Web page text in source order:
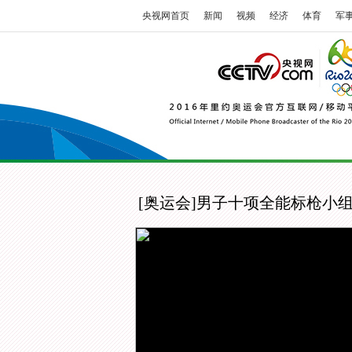
央视网首页 新闻 视频 经济 体育 军
[奥运会]男子十项全能标枪小